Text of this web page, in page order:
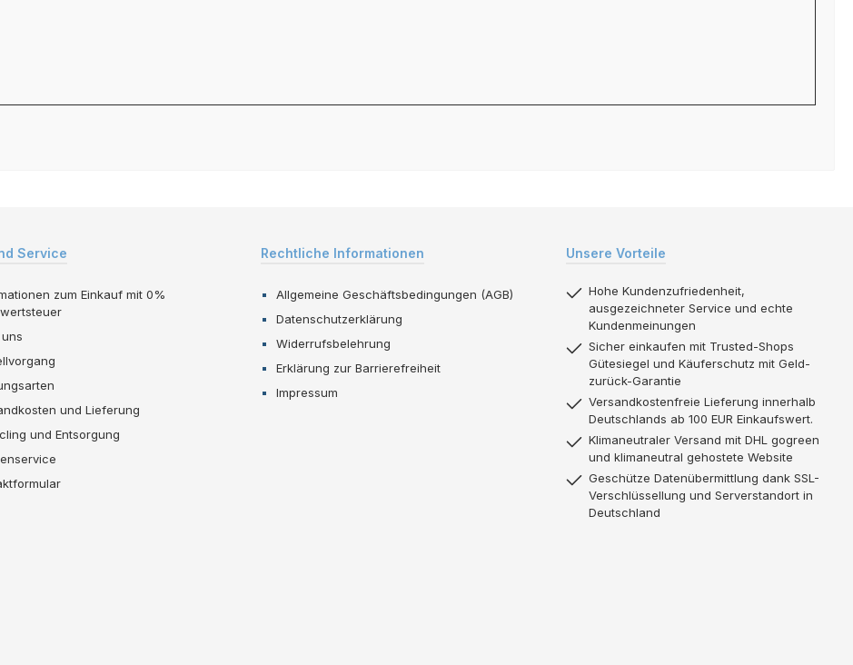
Service
zum Einkauf mit 0%
und Lieferung
und Entsorgung
Rechtliche Informationen
Allgemeine Geschäftsbedingungen (AGB)
Datenschutzerklärung
Widerrufsbelehrung
Erklärung zur Barrierefreiheit
Impressum
Unsere Vorteile
Hohe Kundenzufriedenheit,
ausgezeichneter Service und echte
Kundenmeinungen
Sicher einkaufen mit Trusted-Shops
Gütesiegel und Käuferschutz mit Geld-
zurück-Garantie
Versandkostenfreie Lieferung innerhalb
Deutschlands ab 100 EUR Einkaufswert.
Klimaneutraler Versand mit DHL gogreen
und klimaneutral gehostete Website
Geschütze Datenübermittlung dank SSL-
Verschlüssellung und Serverstandort in
Deutschland